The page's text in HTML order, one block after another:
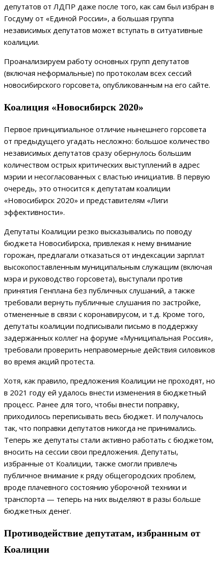
депутатов от ЛДПР даже после того, как сам был избран в
Госдуму от «Единой России», а большая группа
независимых депутатов может вступать в ситуативные
коалиции.
Проанализируем работу основных групп депутатов
(включая неформальные) по протоколам всех сессий
новосибирского горсовета, опубликованным на его сайте.
Коалиция «Новосибирск 2020»
Первое принципиальное отличие нынешнего горсовета
от предыдущего угадать несложно: большое количество
независимых депутатов сразу обернулось большим
количеством острых критических выступлений в адрес
мэрии и несогласованных с властью инициатив. В первую
очередь, это относится к депутатам коалиции
«Новосибирск 2020» и представителям «Лиги
эффективности».
Депутаты Коалиции резко высказывались по поводу
бюджета Новосибирска, привлекая к нему внимание
горожан, предлагали отказаться от индексации зарплат
высокопоставленным муниципальным служащим (включая
мэра и руководство горсовета), выступали против
принятия Генплана без публичных слушаний, а также
требовали вернуть публичные слушания по застройке,
отмененные в связи с коронавирусом, и т.д. Кроме того,
депутаты коалиции подписывали письмо в поддержку
задержанных коллег на форуме «Муниципальная Россия»,
требовали проверить неправомерные действия силовиков
во время акций протеста.
Хотя, как правило, предложения Коалиции не проходят, но
в 2021 году ей удалось внести изменения в бюджетный
процесс. Ранее для того, чтобы внести поправку,
приходилось переписывать весь бюджет. И получалось
так, что поправки депутатов никогда не принимались.
Теперь же депутаты стали активно работать с бюджетом,
вносить на сессии свои предложения. Депутаты,
избранные от Коалиции, также смогли привлечь
публичное внимание к ряду общегородских проблем,
вроде плачевного состоянию уборочной техники и
транспорта — теперь на них выделяют в разы больше
бюджетных денег.
Противодействие депутатам, избранным от
Коалиции